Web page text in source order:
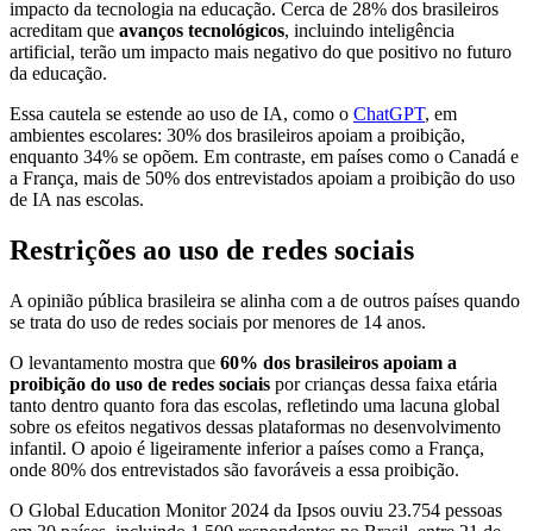
impacto da tecnologia na educação. Cerca de 28% dos brasileiros
acreditam que avanços tecnológicos, incluindo inteligência
artificial, terão um impacto mais negativo do que positivo no futuro
da educação.
Essa cautela se estende ao uso de IA, como o ChatGPT, em
ambientes escolares: 30% dos brasileiros apoiam a proibição,
enquanto 34% se opõem. Em contraste, em países como o Canadá e
a França, mais de 50% dos entrevistados apoiam a proibição do uso
de IA nas escolas.
Restrições ao uso de redes sociais
A opinião pública brasileira se alinha com a de outros países quando
se trata do uso de redes sociais por menores de 14 anos.
O levantamento mostra que 60% dos brasileiros apoiam a
proibição do uso de redes sociais por crianças dessa faixa etária
tanto dentro quanto fora das escolas, refletindo uma lacuna global
sobre os efeitos negativos dessas plataformas no desenvolvimento
infantil. O apoio é ligeiramente inferior a países como a França,
onde 80% dos entrevistados são favoráveis a essa proibição.
O Global Education Monitor 2024 da Ipsos ouviu 23.754 pessoas